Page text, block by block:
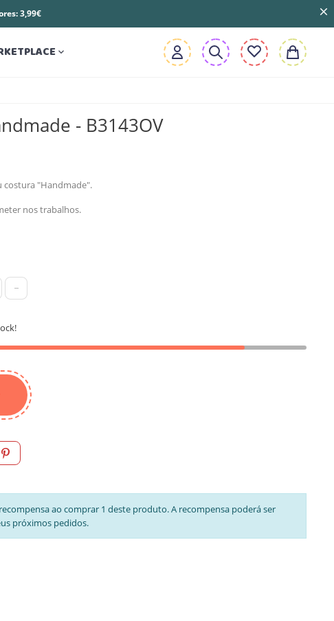
3,99€

- B3143OV
costura "Handmade".
nos trabalhos.
-
ao comprar 1 deste produto. A recompensa poderá ser
próximos pedidos.